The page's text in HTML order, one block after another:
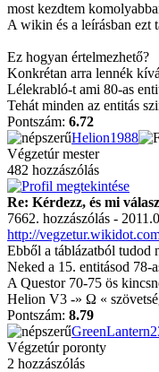
most kezdtem
A wikin és a leírásban ezt
Ez hogyan értelmezhető?
Konkrétan arra lennék
Lélekrabló-t ami 80-as
Tehát minden az entitás
Pontszám: 6.72
Helion1988
Végzetúr mester
482 hozzászólás
Re: Kérdezz, és mi
7662. hozzászólás -
http://
Ebből a táblázatból tudod
Neked a 15. entitásod 78-
A Questor 70-75 ös
Helion V3 -» Ω «
Pontszám: 8.79
Végzetúr poronty
2 hozzászólás